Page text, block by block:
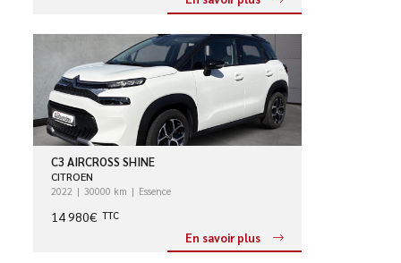
C3 AIRCROSS SHINE
CITROEN
2022 30000 km Essence
14 980€ TTC
En savoir plus